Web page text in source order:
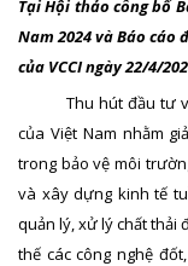
Tại Hội thảo công bố
Nam 2024 và Báo cáo
của VCCI ngày 22/4/
Thu hút đầu tư
của Việt Nam nhằm
trong bảo vệ môi
và xây dựng kinh tế
quản lý, xử lý chất thải
thế các công nghệ